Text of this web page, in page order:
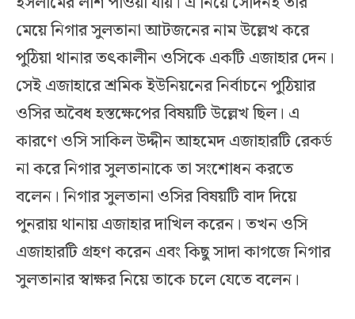
মেয়ে নিগার সুলতানা আটজনের নাম উল্লেখ করে
পুঠিয়া থানার তৎকালীন ওসিকে একটি এজাহার দেন।
সেই এজাহারে শ্রমিক ইউনিয়নের নির্বাচনে পুঠিয়ার
ওসির অবৈধ হস্তক্ষেপের বিষয়টি উল্লেখ ছিল। এ
কারণে ওসি সাকিল উদ্দীন আহমেদ এজাহারটি রেকর্ড
না করে নিগার সুলতানাকে তা সংশোধন করতে
বলেন। নিগার সুলতানা ওসির বিষয়টি বাদ দিয়ে
পুনরায় থানায় এজাহার দাখিল করেন। তখন ওসি
এজাহারটি গ্রহণ করেন এবং কিছু সাদা কাগজে নিগার
সুলতানার স্বাক্ষর নিয়ে তাকে চলে যেতে বলেন।